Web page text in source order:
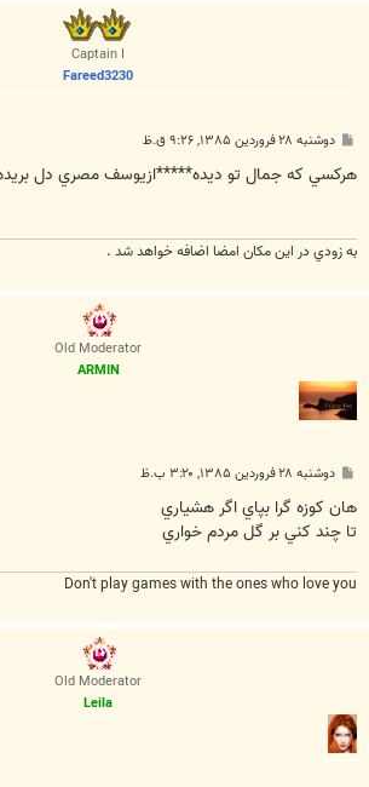
Captain I
Fareed3230
پ
ت
دوشنبه ۲۸ فروردین ۱۳۸۵, ۹:۲۶ ق.ظ
هركسي كه جمال تو ديده*****ازيوسف مصري دل بريده
به زودي در اين مكان امضا اضافه خواهد شد .
Old Moderator
ARMIN
پ
ت
دوشنبه ۲۸ فروردین ۱۳۸۵, ۳:۲۰ ب.ظ
هان کوزه گرا بپاي اگر هشياري
تا چند کني بر گل مردم خواري
Don't play games with the ones who love you
Old Moderator
Leila